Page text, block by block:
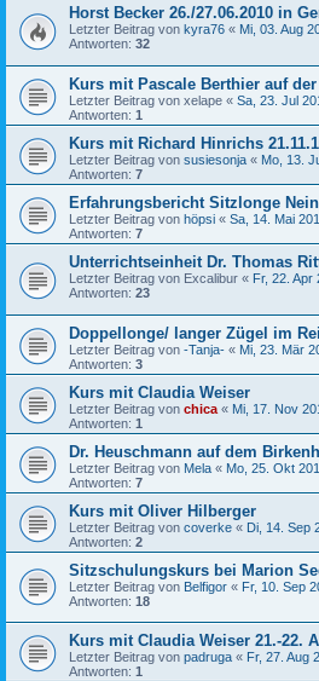
Horst Becker 26./27.06.2010 in
Letzter Beitrag von kyra76 « Mi, 03. Aug
Antworten: 32
Kurs mit Pascale Berthier auf
Letzter Beitrag von xelape « Sa, 23. Jul
Antworten: 1
Kurs mit Richard Hinrichs
Letzter Beitrag von susiesonja « Mo, 13.
Antworten: 7
Erfahrungsbericht Sitzlonge
Letzter Beitrag von höpsi « Sa, 14. Mai
Antworten: 7
Unterrichtseinheit Dr. Thomas
Letzter Beitrag von Excalibur « Fr, 22. Apr
Antworten: 23
Doppellonge/ langer Zügel im
Letzter Beitrag von -Tanja- « Mi, 23. Mär
Antworten: 3
Kurs mit Claudia Weiser
Letzter Beitrag von chica « Mi, 17. Nov
Antworten: 1
Dr. Heuschmann auf dem
Letzter Beitrag von Mela « Mo, 25. Okt
Antworten: 7
Kurs mit Oliver Hilberger
Letzter Beitrag von coverke « Di, 14. Sep
Antworten: 2
Sitzschulungskurs bei Marion
Letzter Beitrag von Belfigor « Fr, 10. Sep
Antworten: 18
Kurs mit Claudia Weiser 21.-22.
Letzter Beitrag von padruga « Fr, 27. Aug
Antworten: 1